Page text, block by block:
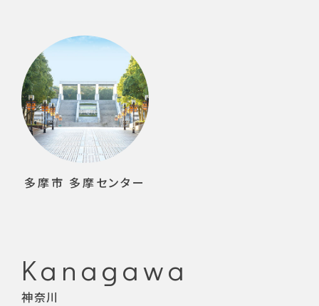
多摩市 多摩センター
神奈川
Kanagawa